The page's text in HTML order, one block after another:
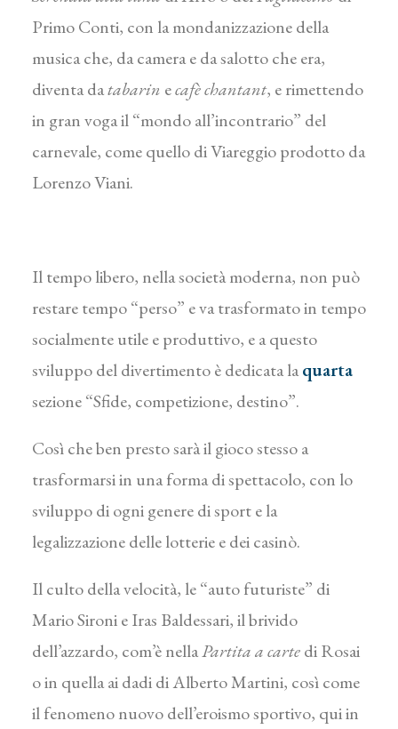
Primo Conti, con la mondanizzazione della
musica che, da camera e da salotto che era,
diventa databarin ecafè chantant, e rimettendo
in gran voga il “mondo all’incontrario” del
carnevale, come quello di Viareggio prodotto da
Lorenzo Viani.
Il tempo libero, nella società moderna, non può
restare tempo “perso” e va trasformato in tempo
socialmente utile e produttivo, e a questo
sviluppo del divertimento è dedicata laquarta
sezione “Sfide, competizione, destino”.
Così che ben presto sarà il gioco stesso a
trasformarsi in una forma di spettacolo, con lo
sviluppo di ogni genere di sport e la
legalizzazione delle lotterie e dei casinò.
Il culto della velocità, le “auto futuriste” di
Mario Sironi e Iras Baldessari, il brivido
dell’azzardo, com’è nellaPartita a cartedi Rosai
o in quella ai dadi di Alberto Martini, così come
il fenomeno nuovo dell’eroismo sportivo, qui in